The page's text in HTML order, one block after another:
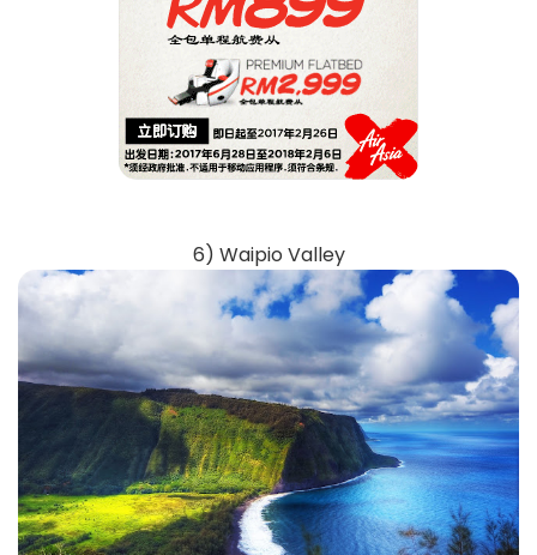
6) Waipio Valley